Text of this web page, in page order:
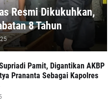
Resmi Dikukuhkan,
8 Tahun
Pamit, Digantikan AKBP
Prananta Sebagai Kapolres